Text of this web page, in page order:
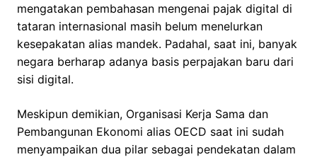
mengatakan pembahasan mengenai pajak digital di
tataran internasional masih belum menelurkan
kesepakatan alias mandek. Padahal, saat ini, banyak
negara berharap adanya basis perpajakan baru dari
sisi digital.
Meskipun demikian, Organisasi Kerja Sama dan
Pembangunan Ekonomi alias OECD saat ini sudah
menyampaikan dua pilar sebagai pendekatan dalam